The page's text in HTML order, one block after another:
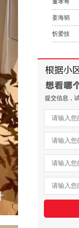
董孝奇
姜海韬
忻爱技
提交信息，